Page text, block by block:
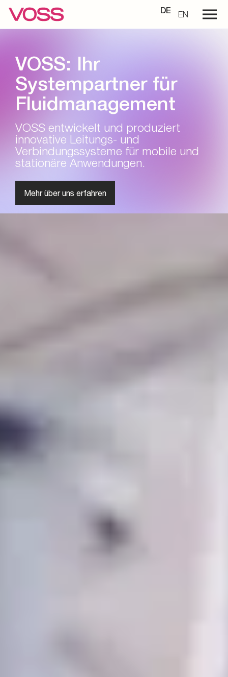
DE EN
VOSS: Ihr
Systempartner für
Fluidmanagement
VOSS entwickelt und produziert
innovative Leitungs- und
Verbindungssysteme für mobile und
stationäre Anwendungen.
Mehr über uns erfahren